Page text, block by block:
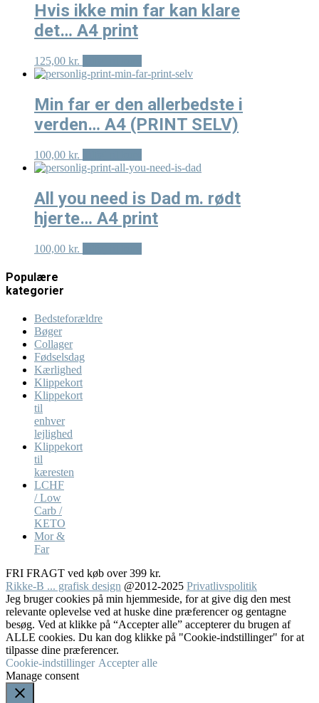
Hvis ikke min far kan klare
det… A4 print
125,00 kr.
Min far er den allerbedste i
verden… A4 (PRINT SELV)
100,00 kr.
All you need is Dad m. rødt
hjerte… A4 print
100,00 kr.
Populære
kategorier
Bedsteforældre
Bøger
Collager
Fødselsdag
Kærlighed
Klippekort
Klippekort
til
enhver
lejlighed
Klippekort
til
kæresten
LCHF
/ Low
Carb /
KETO
Mor &
Far
FRI FRAGT ved køb over 399 kr.
Rikke-B ... grafisk design @2012-2025 Privatlivspolitik
Jeg bruger cookies på min hjemmeside, for at give dig den mest
relevante oplevelse ved at huske dine præferencer og gentagne
besøg. Ved at klikke på “Accepter alle” accepterer du brugen af
ALLE cookies. Du kan dog klikke på "Cookie-indstillinger" for at
tilpasse dine præferencer.
Cookie-indstillinger Accepter alle
Manage consent